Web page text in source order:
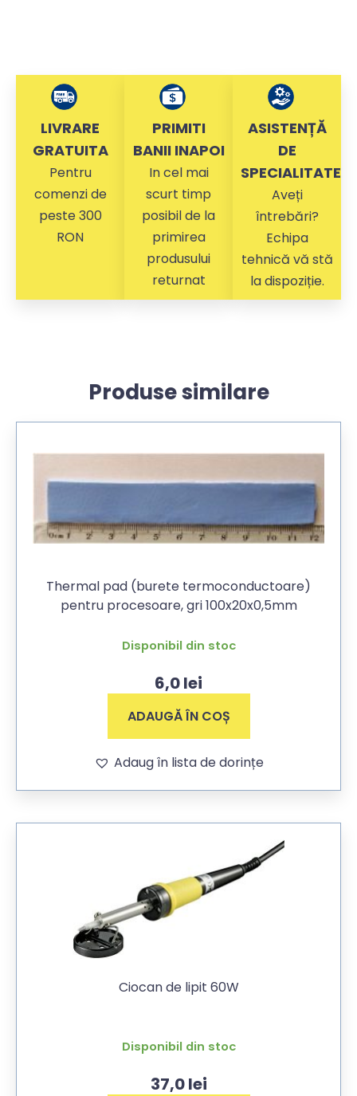
LIVRARE
GRATUITA
Pentru
comenzi de
peste 300
RON
PRIMITI
BANII INAPOI
In cel mai
scurt timp
posibil de la
primirea
produsului
returnat
ASISTENȚĂ
DE
SPECIALITATE
Aveți
întrebări?
Echipa
tehnică vă stă
la dispoziție.
Produse similare
Thermal pad (burete termoconductoare)
pentru procesoare, gri 100x20x0,5mm
Disponibil din stoc
6,0lei
ADAUGĂ ÎN COȘ
Adaug în lista de dorințe
Ciocan de lipit 60W
Disponibil din stoc
37,0lei